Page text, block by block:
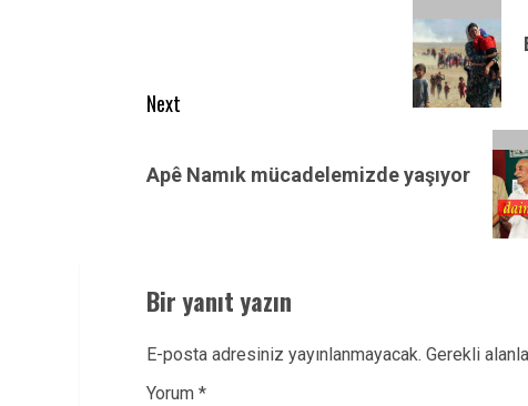
Next
post:
Apê Namık mücadelemizde yaşıyor
Bir yanıt yazın
E-posta adresiniz yayınlanmayacak. Gerekli
Yorum *